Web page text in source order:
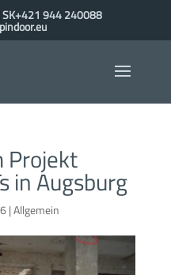
944 240088
Projekt
in Augsburg
|Allgemein